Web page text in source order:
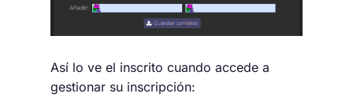
Así lo ve el inscrito cuando accede a
gestionar su inscripción: